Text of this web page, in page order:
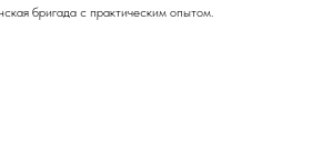
бригада с практическим опытом.